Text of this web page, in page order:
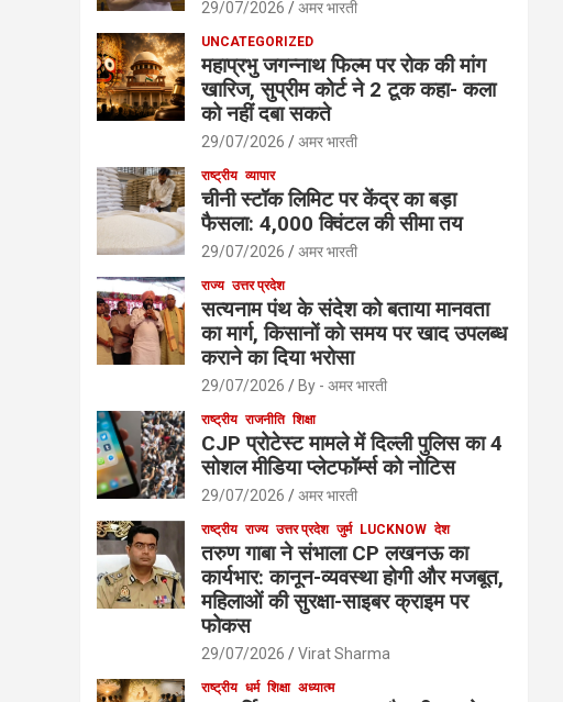
29/07/2026 अमर भारती
UNCATEGORIZED
महाप्रभु जगन्नाथ फिल्म पर रोक की मांग
खारिज, सुप्रीम कोर्ट ने 2 टूक कहा- कला
को नहीं दबा सकते
29/07/2026 अमर भारती
राष्ट्रीय व्यापार
चीनी स्टॉक लिमिट पर केंद्र का बड़ा
फैसला: 4,000 क्विंटल की सीमा तय
29/07/2026 अमर भारती
राज्य उत्तर प्रदेश
सत्यनाम पंथ के संदेश को बताया मानवता
का मार्ग, किसानों को समय पर खाद उपलब्ध
कराने का दिया भरोसा
29/07/2026 By - अमर भारती
राष्ट्रीय राजनीति शिक्षा
CJP प्रोटेस्ट मामले में दिल्ली पुलिस का 4
सोशल मीडिया प्लेटफॉर्म्स को नोटिस
29/07/2026 अमर भारती
राष्ट्रीय राज्य उत्तर प्रदेश जुर्म LUCKNOW देश
तरुण गाबा ने संभाला CP लखनऊ का
कार्यभार: कानून-व्यवस्था होगी और मजबूत,
महिलाओं की सुरक्षा-साइबर क्राइम पर
फोकस
29/07/2026 Virat Sharma
राष्ट्रीय धर्म शिक्षा अध्यात्म